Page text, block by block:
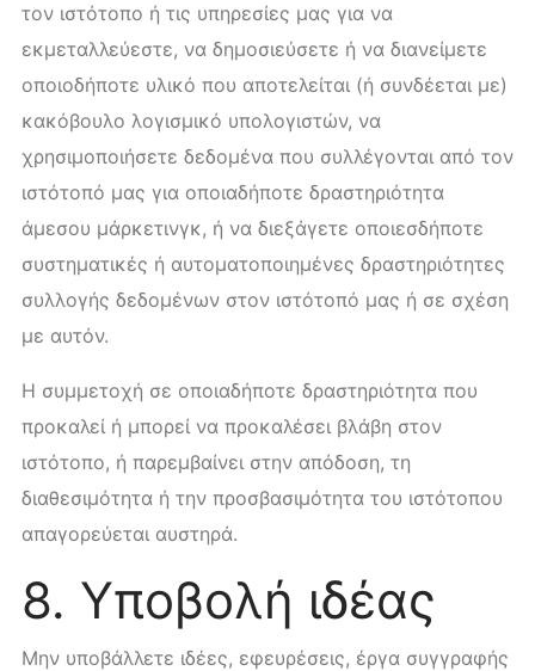
τον ιστότοπο ή τις υπηρεσίες μας για να
εκμεταλλεύεστε, να δημοσιεύσετε ή να διανείμετε
οποιοδήποτε υλικό που αποτελείται (ή συνδέεται με)
κακόβουλο λογισμικό υπολογιστών, να
χρησιμοποιήσετε δεδομένα που συλλέγονται από τον
ιστότοπό μας για οποιαδήποτε δραστηριότητα
άμεσου μάρκετινγκ, ή να διεξάγετε οποιεσδήποτε
συστηματικές ή αυτοματοποιημένες δραστηριότητες
συλλογής δεδομένων στον ιστότοπό μας ή σε σχέση
με αυτόν.
Η συμμετοχή σε οποιαδήποτε δραστηριότητα που
προκαλεί ή μπορεί να προκαλέσει βλάβη στον
ιστότοπο, ή παρεμβαίνει στην απόδοση, τη
διαθεσιμότητα ή την προσβασιμότητα του ιστότοπου
απαγορεύεται αυστηρά.
8. Υποβολή ιδέας
Μην υποβάλλετε ιδέες, εφευρέσεις, έργα συγγραφής